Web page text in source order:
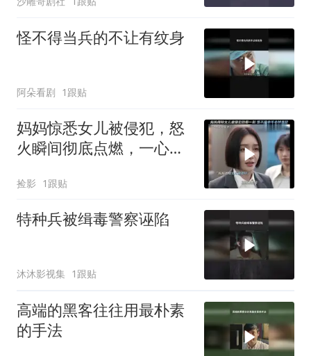
怪不得当兵的不让有纹身
阿朵看剧 1跟贴
妈妈惊悉女儿被侵犯，怒
火瞬间彻底点燃，一心要
捡影 1跟贴
特种兵被缉毒警察诬陷
沐沐影视集 1跟贴
高端的黑客往往用最朴素
的手法